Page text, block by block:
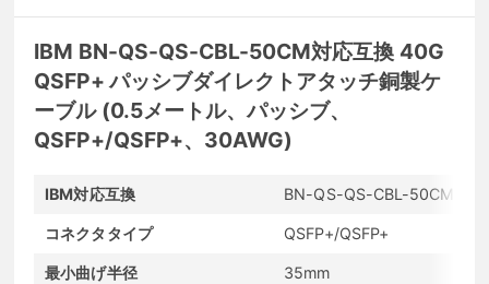
IBM BN-QS-QS-CBL-50CM対応互換 40G
QSFP+ パッシブダイレクトアタッチ銅製ケ
ーブル (0.5メートル、パッシブ、
QSFP+/QSFP+、30AWG)
IBM対応互換 BN-QS-QS-CBL-50CM
コネクタタイプ QSFP+/QSFP+
最小曲げ半径 35mm